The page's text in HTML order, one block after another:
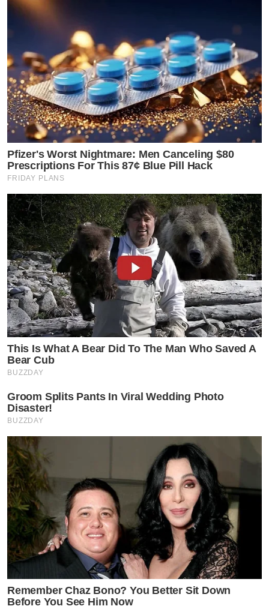
Pfizer's Worst Nightmare: Men Canceling $80
Prescriptions For This 87¢ Blue Pill Hack
FRIDAY PLANS
This Is What A Bear Did To The Man Who Saved A
Bear Cub
BUZZDAY
Groom Splits Pants In Viral Wedding Photo
Disaster!
BUZZDAY
Remember Chaz Bono? You Better Sit Down
Before You See Him Now